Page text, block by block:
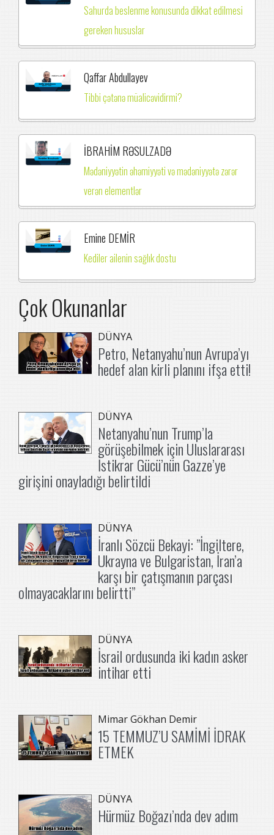
Sahurda beslenme konusunda dikkat edilmesi
gereken hususlar
Qaffar Abdullayev
Tibbi çətənə müalicəvidirmi?
İBRAHİM RƏSULZADƏ
Mədəniyyətin əhəmiyyəti və mədəniyyətə zərər
verən elementlər
Emine DEMİR
Kediler ailenin sağlık dostu
Çok Okunanlar
DÜNYA
Petro, Netanyahu’nun Avrupa’yı
hedef alan kirli planını ifşa etti!
DÜNYA
Netanyahu’nun Trump’la
görüşebilmek için Uluslararası
İstikrar Gücü’nün Gazze’ye
girişini onayladığı belirtildi
DÜNYA
İranlı Sözcü Bekayi: ”İngiltere,
Ukrayna ve Bulgaristan, İran’a
karşı bir çatışmanın parçası
olmayacaklarını belirtti”
DÜNYA
İsrail ordusunda iki kadın asker
intihar etti
Mimar Gökhan Demir
15 TEMMUZ’U SAMİMİ İDRAK
ETMEK
DÜNYA
Hürmüz Boğazı’nda dev adım